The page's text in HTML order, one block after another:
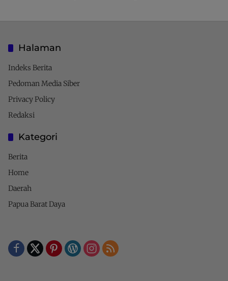
Halaman
Indeks Berita
Pedoman Media Siber
Privacy Policy
Redaksi
Kategori
Berita
Home
Daerah
Papua Barat Daya